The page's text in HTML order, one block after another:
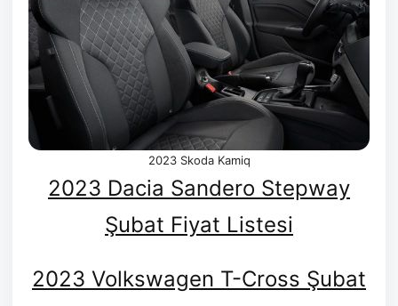
2023 Skoda Kamiq
2023 Dacia Sandero Stepway
Şubat Fiyat Listesi
2023 Volkswagen T-Cross Şubat